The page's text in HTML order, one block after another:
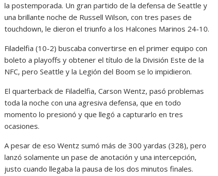
la postemporada. Un gran partido de la defensa de Seattle y
una brillante noche de Russell Wilson, con tres pases de
touchdown, le dieron el triunfo a los Halcones Marinos 24-10.
Filadelfia (10-2) buscaba convertirse en el primer equipo con
boleto a playoffs y obtener el título de la División Este de la
NFC, pero Seattle y la Legión del Boom se lo impidieron.
El quarterback de Filadelfia, Carson Wentz, pasó problemas
toda la noche con una agresiva defensa, que en todo
momento lo presionó y que llegó a capturarlo en tres
ocasiones.
A pesar de eso Wentz sumó más de 300 yardas (328), pero
lanzó solamente un pase de anotación y una intercepción,
justo cuando llegaba la pausa de los dos minutos finales.